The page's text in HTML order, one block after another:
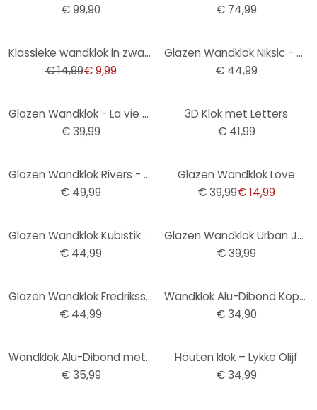
€ 99,90
€ 74,99
Klassieke wandklok in zwart en wit Ø25 cm
€ 14,99€ 9,99
Glazen Wandklok Niksic - Golden Eye
€ 44,99
Glazen Wandklok - La vie est belle
€ 39,99
3D Klok met Letters
€ 41,99
Glazen Wandklok Rivers - Berlin
€ 49,99
Glazen Wandklok Love
€ 39,99€ 14,99
Glazen Wandklok Kubistika - Winterochtend
€ 44,99
Glazen Wandklok Urban Jungle
€ 39,99
Glazen Wandklok Fredriksson - Blue Geometry
€ 44,99
Wandklok Alu-Dibond Koper effect Ø 28 cm
€ 34,90
Wandklok Alu-Dibond met Zilvereffect Klassiek 02
€ 35,99
Houten klok – Lykke Olijf
€ 34,99